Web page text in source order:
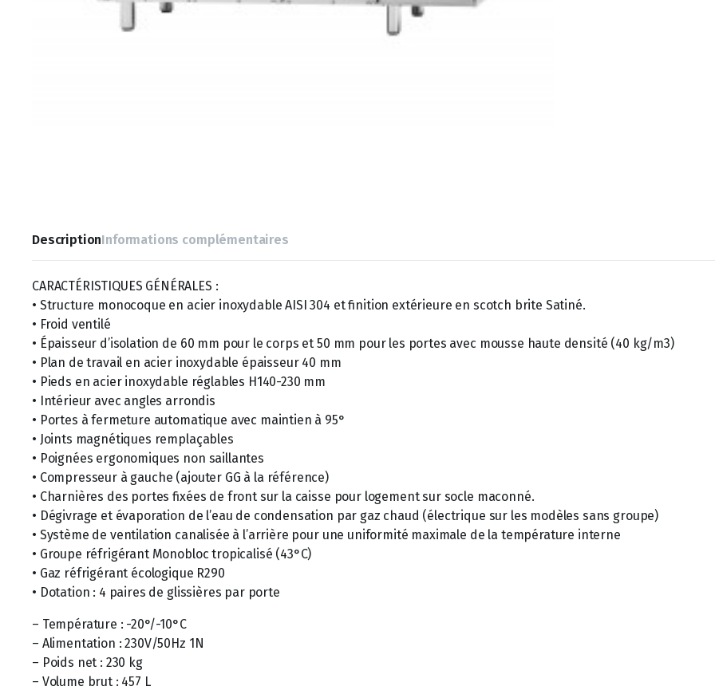
DescriptionInformations complémentaires
CARACTÉRISTIQUES GÉNÉRALES :
• Structure monocoque en acier inoxydable AISI 304 et finition extérieure en scotch brite Satiné.
• Froid ventilé
• Épaisseur d’isolation de 60 mm pour le corps et 50 mm pour les portes avec mousse haute densité (40 kg/m3)
• Plan de travail en acier inoxydable épaisseur 40 mm
• Pieds en acier inoxydable réglables H140-230 mm
• Intérieur avec angles arrondis
• Portes à fermeture automatique avec maintien à 95°
• Joints magnétiques remplaçables
• Poignées ergonomiques non saillantes
• Compresseur à gauche (ajouter GG à la référence)
• Charnières des portes fixées de front sur la caisse pour logement sur socle maconné.
• Dégivrage et évaporation de l’eau de condensation par gaz chaud (électrique sur les modèles sans groupe)
• Système de ventilation canalisée à l’arrière pour une uniformité maximale de la température interne
• Groupe réfrigérant Monobloc tropicalisé (43°C)
• Gaz réfrigérant écologique R290
• Dotation : 4 paires de glissières par porte
– Température : -20°/-10°C
– Alimentation : 230V/50Hz 1N
– Poids net : 230 kg
– Volume brut : 457 L